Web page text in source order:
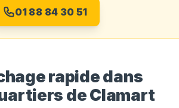
01 88 84 30 51
rapide dans
de Clamart